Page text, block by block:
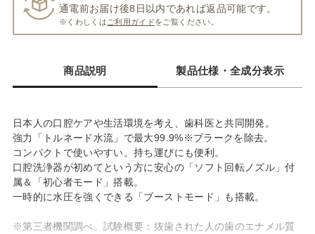
通電前お届け後8日以内であれば返品可能です。
※くわしくは ご利用ガイドをご覧ください。
商品説明 製品仕様・全成分表示
日本人の口腔ケアや生活環境を考え、歯科医と共同開発。
強力「トルネード水流」で最大99.9%※プラークを除去。
コンパクトで使いやすい。持ち運びにも便利。
口腔洗浄器が初めてという方に安心の「ソフト回転ノズル」付
属＆「初心者モード」搭載。
一時的に水圧を強くできる「ブーストモード」も搭載。
※第三者機関調べ。試験概要：抜歯された人の歯のエナメル質